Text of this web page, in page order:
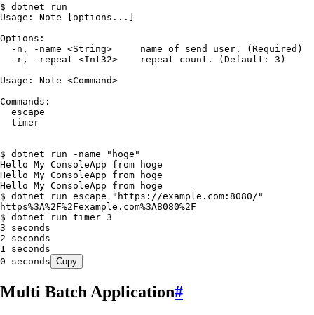
$ dotnet run
Usage: Note [options...]
Options:
  -n, -name <String>     name of send user. (Required)
  -r, -repeat <Int32>    repeat count. (Default: 3)
Usage: Note <Command>
Commands:
  escape
  timer
$ dotnet run -name "hoge"
Hello My ConsoleApp from hoge
Hello My ConsoleApp from hoge
Hello My ConsoleApp from hoge
$ dotnet run escape "https://example.com:8080/"
https%3A%2F%2Fexample.com%3A8080%2F
$ dotnet run timer 3
3 seconds
2 seconds
1 seconds
0 seconds Copy
Multi Batch Application#